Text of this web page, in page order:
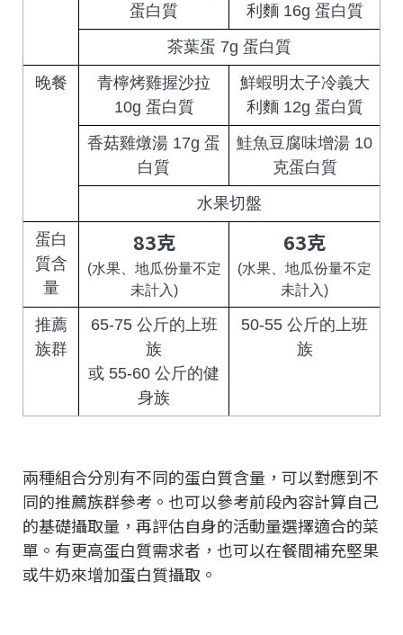
蛋白質
利麵 16g 蛋白質
茶葉蛋 7g 蛋白質
晚餐
青檸烤雞握沙拉
10g 蛋白質
鮮蝦明太子冷義大
利麵 12g 蛋白質
香菇雞燉湯 17g 蛋
白質
鮭魚豆腐味增湯 10
克蛋白質
水果切盤
蛋白
質含
量
83克
(水果、地瓜份量不定
未計入)
63克
(水果、地瓜份量不定
未計入)
推薦
族群
65-75 公斤的上班
族
或 55-60 公斤的健
身族
50-55 公斤的上班
族
兩種組合分別有不同的蛋白質含量，可以對應到不
同的推薦族群參考。也可以參考前段內容計算自己
的基礎攝取量，再評估自身的活動量選擇適合的菜
單。有更高蛋白質需求者，也可以在餐間補充堅果
或牛奶來增加蛋白質攝取。